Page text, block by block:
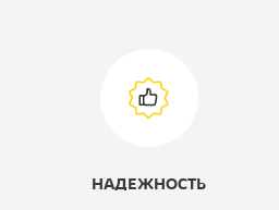
НАДЕЖНОСТЬ